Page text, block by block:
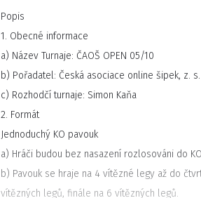
Popis
1. Obecné informace
a) Název Turnaje: ČAOŠ OPEN 05/10
b) Pořadatel: Česká asociace online šipek, z. s.
c) Rozhodčí turnaje: Simon Kaňa
2. Formát
Jednoduchý KO pavouk
a) Hráči budou bez nasazení rozlosováni do
b) Pavouk se hraje na 4 vítězné legy až do
vítězných legů, finále na 6 vítězných legů.